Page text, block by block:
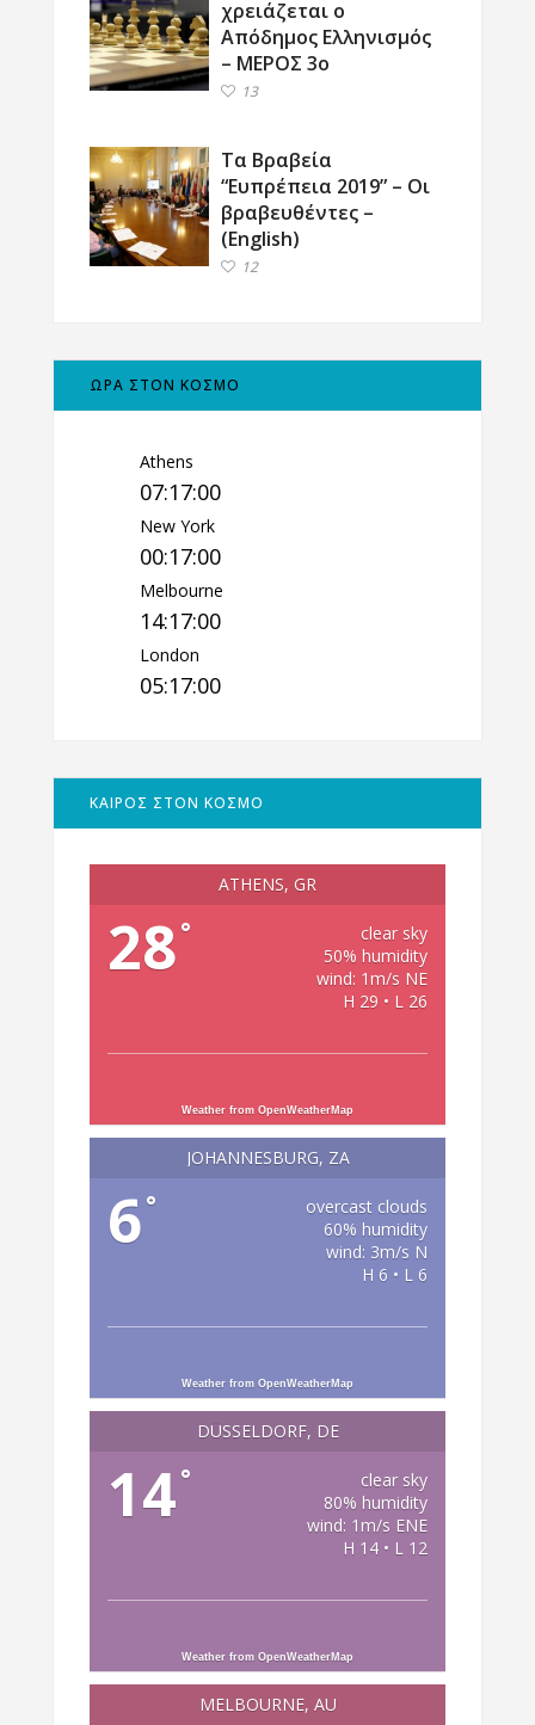
χρειάζεται ο
Απόδημος Ελληνισμός
– ΜΕΡΟΣ 3ο
13
Τα Βραβεία
“Ευπρέπεια 2019” – Οι
βραβευθέντες –
(English)
12
ΩΡΑ ΣΤΟΝ ΚΟΣΜΟ
Athens
07:17:01
New York
00:17:01
Melbourne
14:17:01
London
05:17:01
ΚΑΙΡΟΣ ΣΤΟΝ ΚΟΣΜΟ
ATHENS, GR
28°
clear sky
50% humidity
wind: 1m/s NE
H 29 • L 26
Weather from OpenWeatherMap
JOHANNESBURG, ZA
6°
overcast clouds
60% humidity
wind: 3m/s N
H 6 • L 6
Weather from OpenWeatherMap
DÜSSELDORF, DE
14°
clear sky
80% humidity
wind: 1m/s ENE
H 14 • L 12
Weather from OpenWeatherMap
MELBOURNE, AU